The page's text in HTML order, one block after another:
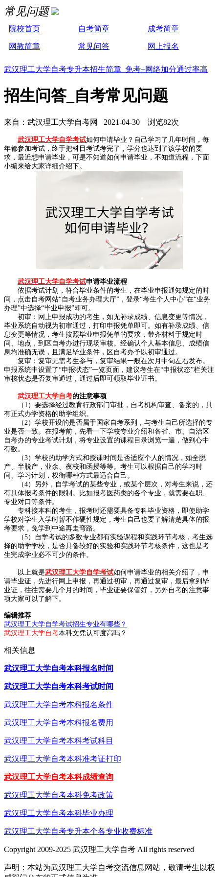
常见问题
院校首页 自考简章 成考简章
网教简章 常见问答 网上报名
武汉理工大学自考专升本招生简章 免考+网络加分通过率高
招生问答_自考常见问题
来自：武汉理工大学自考网 2021-04-30 浏览82次
武汉理工大学自学考试如何申请毕业？自己学习了几年时间，每
年都参加考试，终于把科目考试考完了，学分也达到了该学校的要
求，最近想申请毕业，可是不知道如何申请毕业，不知道流程，下面
小编来给大家详细介绍下。
武汉理工大学自学考试申请毕业流程
依据考试计划，符合毕业条件的考生，在毕业申报通知规定的时
间，点击自考网站“自考业务办理大厅”，登录“考生个人中心”在“业务
办理”中选择“毕业申报”即可。
初审：网上申报成功的考生，如无补录成绩、信息变更等情况，
毕业系统自动视为初审通过，打印申报凭单即可。如有补录成绩、信
息变更等情况，考生按照毕业申报凭单的要求，带齐材料于规定时
间、地点，到区自考办进行现场审核。经确认个人基本信息、成绩信
息均准确无误，且满足毕业条件，区自考办予以初审通过。
复审：复审无需考生参与，复审结果一般在次月中旬左右发布。
申报系统中设置了“申报状态”一览页面，建议考生在“申报状态”栏关注
审核状态是否复审通过，通过后即可领取毕业证书。
武汉理工大学自考的注意事项
（1）要选择经过教育行政部门审批，自考机构审查、备案的，具
有正式办学资格的助学组织。
（2）学校开设的是否属于国家自考系列，与考生自己所选择的专
业是否一致。在报考前，先看一下学校专业介绍和各省、市、自治区
自考办的专业考试计划，将专业设置的课程目录浏览一遍，做到心中
有数。
（3）学校的助学方式和授课时间是否适应个人的情况，如全脱
产、半脱产，业余、夜校和函授等等。考生可以根据自己的学习时
间、学习计划，权衡哪种方式最适合自己。
（4）另外，自学考试的某些专业，或某个层次，对考生来说，还
有具体报考条件的限制。比如报考医药类的各个专业，就需要在职、
专业对口等条件。
专科接本科的考生，报考时还需要具备专科毕业资格，即使助学
学校对学生入学时暂不作硬性规定，考生自己也要了解清楚具体的报
考要求，免学到中途再走弯路。
（5）自学考试的多数专业都有实验课程和实践环节考核，考生选
择的助学学校，是否具备较好的实验和实践环节考核条件，这也是考
生完成学业必不可少的条件。
以上就是武汉理工大学自学考试如何申请毕业的相关介绍了，申
请毕业证，先进行网上申报，再通过初审，再通过复审，最后拿到毕
业证，往往需要几个月的时间，毕业证要保管好，另外自考的注意事
项大家可以了解下。
编辑推荐
武汉理工大学自学考试招生专业有哪些？
武汉理工大学自考本科文凭认可度高吗？
相关信息
武汉理工大学自考本科报名时间
武汉理工大学自考本科考试时间
武汉理工大学自考本科报名条件
武汉理工大学自考本科报名费用
武汉理工大学自考本科考试科目
武汉理工大学自考本科准考证打印
武汉理工大学自考本科成绩查询
武汉理工大学自考本科免考政策
武汉理工大学自考本科毕业办理
武汉理工大学自考专升本个各专业收费标准
Copyright 2009-2025 武汉理工大学自考 All rights reserved
声明：本站为武汉理工大学自考交流信息网站，敬请考生以权